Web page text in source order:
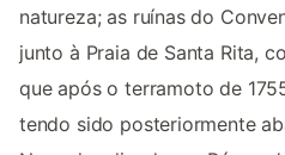
natureza; as ruínas do
junto à Praia de Santa Rita,
que após o terramoto de
tendo sido posteriormente